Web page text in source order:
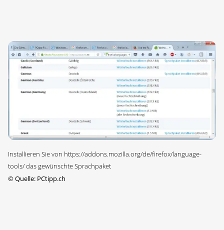
Installieren Sie von https://addons.mozilla.org/de/firefox/language-
tools/ das gewünschte Sprachpaket
©Quelle: PCtipp.ch